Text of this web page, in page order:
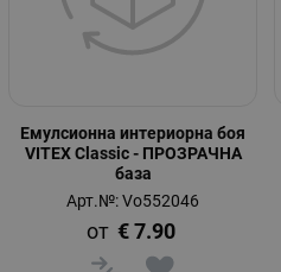
Емулсионна интериорна боя
VITEX Classic - ПРОЗРАЧНА
база
Арт.№: Vo552046
7.90
€